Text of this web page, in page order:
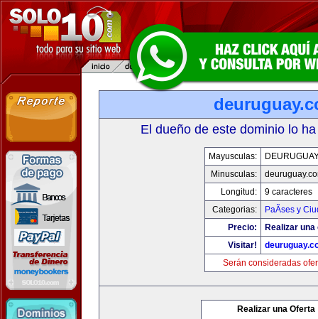
El dueño de este dominio lo
Mayusculas:
Minusculas:
Longitud:
9 caracteres
Categorias:
PaÃ­ses y
Precio:
Realizar
Visitar!
Serán consideradas
Realizar una Oferta